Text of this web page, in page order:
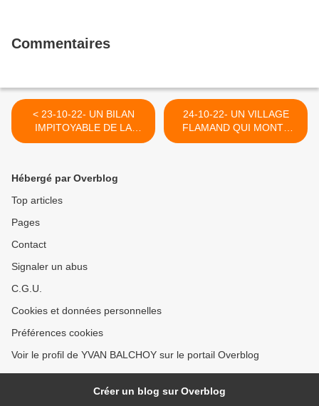
Commentaires
< 23-10-22- UN BILAN
IMPITOYABLE DE LA
GUERRE D'INDOCHINE,
24-10-22- UN VILLAGE
FLAMAND QUI MONTE
L'EXEMPLE ! (SUR CE
Hébergé par Overblog
Top articles
Pages
Contact
Signaler un abus
C.G.U.
Cookies et données personnelles
Préférences cookies
Voir le profil de YVAN BALCHOY sur le portail Overblog
Créer un blog sur Overblog